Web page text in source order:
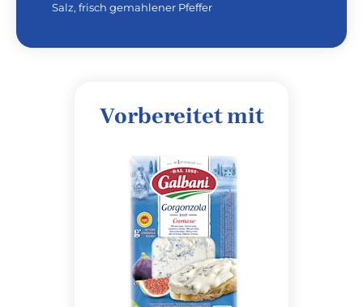
Salz, frisch gemahlener Pfeffer
Vorbereitet mit